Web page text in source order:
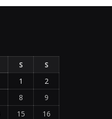
S
S
1
2
8
9
15
16